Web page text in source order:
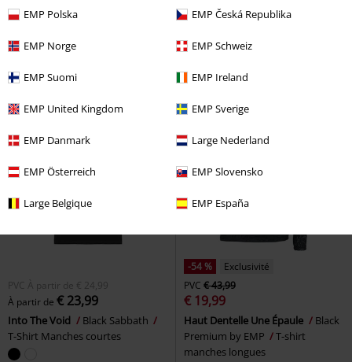
EMP Polska EMP Česká Republika
EMP Norge EMP Schweiz
EMP Suomi EMP Ireland
EMP United Kingdom EMP Sverige
EMP Danmark Large Nederland
EMP Österreich EMP Slovensko
Large Belgique EMP España
EMP Signature Collection
courtes
England Motörhead
PVC À partir de € 24,99
À partir de € 23,99
Into The Void
Black Sabbath
T-Shirt Manches courtes
-54 %
Exclusivité
PVC € 43,99
€ 19,99
Haut Dentelle Une Épaule
Black
Premium by EMP
T-shirt
manches longues